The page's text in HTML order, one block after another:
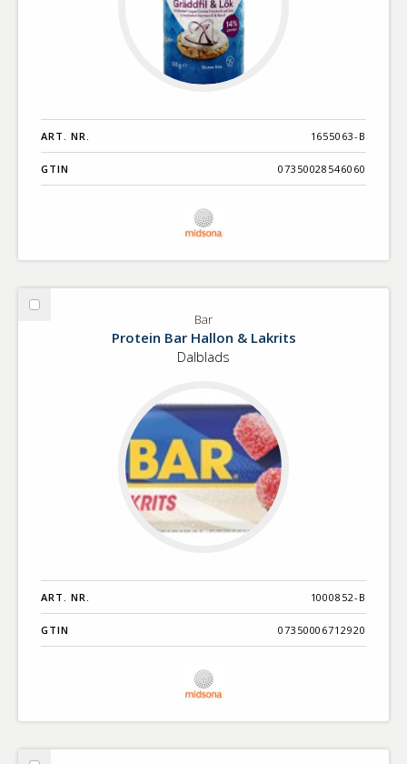
ART. NR. 1655063-B
GTIN 07350028546060
Välj
Bar
Protein Bar Hallon & Lakrits
Dalblads
ART. NR. 1000852-B
GTIN 07350006712920